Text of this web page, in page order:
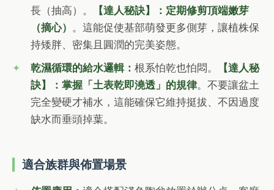
長（抽高）。
【達人秘訣】：定期修剪頂端嫩芽
（摘心） 。這能促使基部萌發更多側芽，讓植株保
持矮胖、密集且圓潤的完美姿態。
乾濕循環的給水邏輯：根系怕乾也怕悶。
【達人秘
訣】：掌握「土表乾即澆透」的規律。不要讓盆土
完全變硬才補水，這能確保它維持挺拔、不因過度
缺水而垂頭掉葉。
適合族群與佈置場景